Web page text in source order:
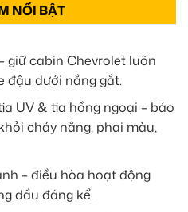
NỔI BẬT
giữ cabin Chevrolet luôn
đậu dưới nắng gắt.
UV & tia hồng ngoại – bảo
cháy nắng, phai màu,
– điều hòa hoạt động
dầu đáng kể.